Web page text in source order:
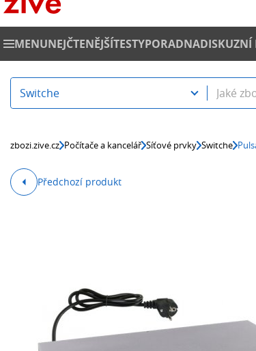
MENUNEJČTENĚJŠÍTESTYPORADNADISKUZNÍ
Switche
zbozi.zive.cz Počítače a kancelář Síťové prvky Switche
Předchozí produkt